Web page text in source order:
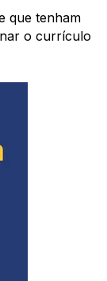
que tenham
o currículo